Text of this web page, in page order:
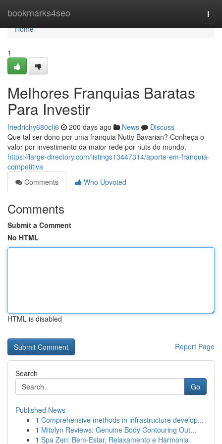
bookmarks4seo
Home
Home
1
Melhores Franquias Baratas
Para Investir
friedrichy680cfj6 200 days ago News
Discuss
Que tal ser dono por uma franquia Nutty Bavarian? Conheça o
valor por investimento da maior rede por nuts do mundo.
https://large-directory.com/listings13447314/aporte-em-franquia-
competitiva
Comments
Who Upvoted
Comments
Submit a Comment
No HTML
HTML is disabled
Report Page
Search
Go
Published News
1 Comprehensive methods in infrastructure develop...
1 Mitolyn Reviews: Genuine Body Contouring Out...
1 Spa Zen: Bem-Estar, Relaxamento e Harmonia